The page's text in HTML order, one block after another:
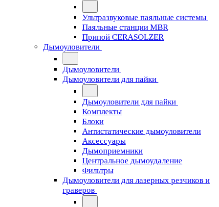
Ультразвуковые паяльные системы
Паяльные станции MBR
Припой CERASOLZER
Дымоуловители
Дымоуловители
Дымоуловители для пайки
Дымоуловители для пайки
Комплекты
Блоки
Антистатические дымоуловители
Аксессуары
Дымоприемники
Центральное дымоудаление
Фильтры
Дымоуловители для лазерных резчиков и
граверов